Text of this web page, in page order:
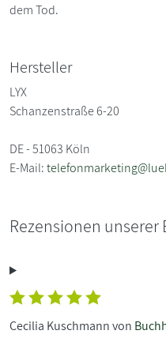
dem Tod.
Hersteller
LYX
Schanzenstraße 6-20
DE - 51063 Köln
E-Mail:
Rezensionen
Cecilia Kuschmann von